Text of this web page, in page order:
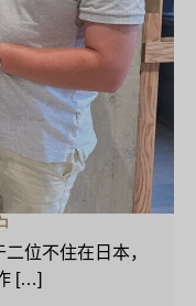
位不住在日本，
[…]